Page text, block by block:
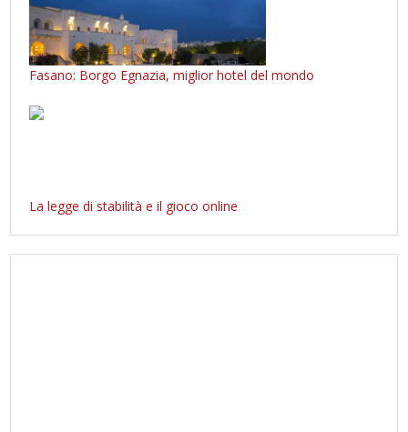
Fasano: Borgo Egnazia, miglior hotel del mondo
La legge di stabilità e il gioco online